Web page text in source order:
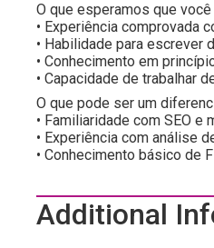
O que esperamos que
• Experiência comprovada
• Habilidade para escrever
• Conhecimento em
• Capacidade de trabalhar
O que pode ser um
• Familiaridade com SEO e
• Experiência com análise
• Conhecimento básico de
Additional